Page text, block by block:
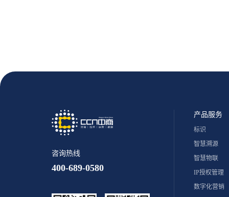
咨询热线
400-689-0580
产品服务
标识
智慧溯源
智慧物联
IP授权管理
数字化营销